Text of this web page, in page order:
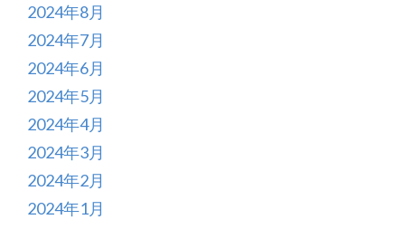
2024年8月
2024年7月
2024年6月
2024年5月
2024年4月
2024年3月
2024年2月
2024年1月